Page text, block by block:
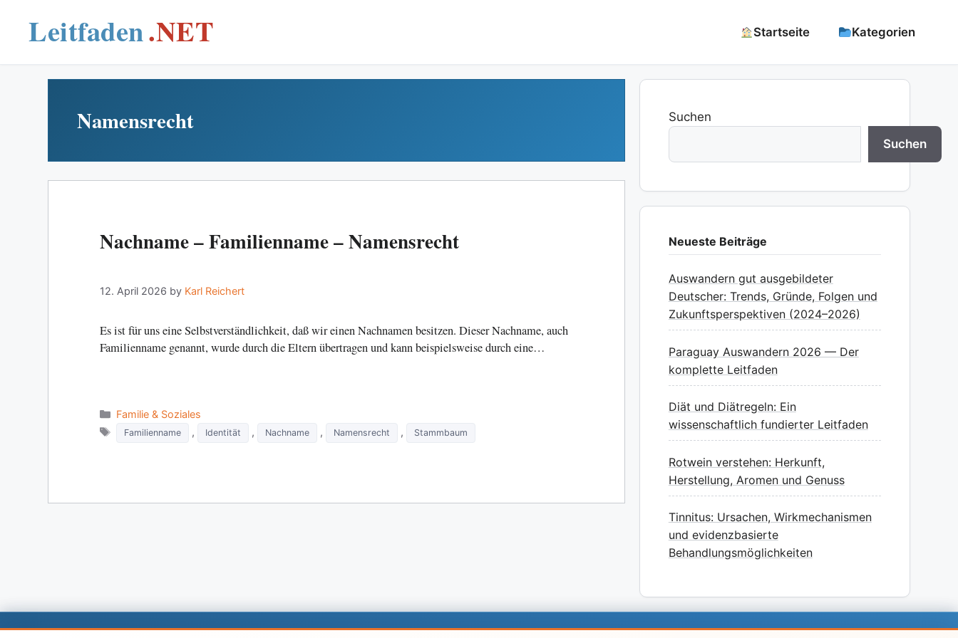
content
Startseite Kategorien
Namensrecht
Nachname – Familienname – Namensrecht
12. April 2026 by Karl Reichert
Es ist für uns eine Selbstverständlichkeit, daß wir einen Nachnamen besitzen. Dieser Nachname, auch
Familienname genannt, wurde durch die Eltern übertragen und kann beispielsweise durch eine…
Categories
Familie & Soziales
Tags
Familienname , Identität , Nachname , Namensrecht , Stammbaum
Suchen
Suchen
Neueste Beiträge
Auswandern gut ausgebildeter
Deutscher: Trends, Gründe, Folgen und
Zukunftsperspektiven (2024–2026)
Paraguay Auswandern 2026 — Der
komplette Leitfaden
Diät und Diätregeln: Ein
wissenschaftlich fundierter Leitfaden
Rotwein verstehen: Herkunft,
Herstellung, Aromen und Genuss
Tinnitus: Ursachen, Wirkmechanismen
und evidenzbasierte
Behandlungsmöglichkeiten